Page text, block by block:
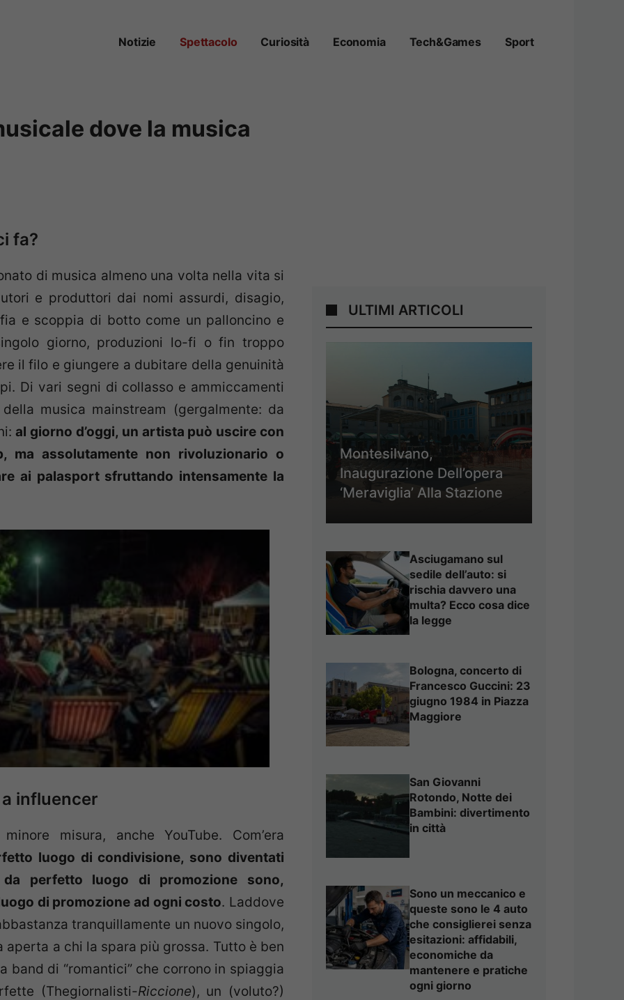
Notizie Spettacolo Curiosità Economia Tech&Games Sport
dove la musica
fa?
di musica almeno una volta nella vita si
e produttori dai nomi assurdi, disagio,
e scoppia di botto come un palloncino e
giorno, produzioni lo-fi o fin troppo
il filo e giungere a dubitare della genuinità
Di vari segni di collasso e ammiccamenti
musica mainstream (gergalmente: da
al giorno d’oggi, un artista può uscire con
ma assolutamente non rivoluzionario o
ai palasport sfruttando intensamente la
influencer
misura, anche YouTube. Com’era
luogo di condivisione, sono diventati
perfetto luogo di promozione sono,
di promozione ad ogni costo. Laddove
tranquillamente un nuovo singolo,
aperta a chi la spara più grossa. Tutto è ben
band di “romantici” che corrono in spiaggia
(Thegiornalisti-Riccione), un (voluto?)
ULTIMI ARTICOLI
Montesilvano,
Inaugurazione Dell’opera
‘Meraviglia’ Alla Stazione
Asciugamano sul
sedile dell’auto: si
rischia davvero una
multa? Ecco cosa dice
la legge
Bologna, concerto di
Francesco Guccini: 23
giugno 1984 in Piazza
Maggiore
San Giovanni
Rotondo, Notte dei
Bambini: divertimento
in città
Sono un meccanico e
queste sono le 4 auto
che consiglierei senza
esitazioni: affidabili,
economiche da
mantenere e pratiche
ogni giorno